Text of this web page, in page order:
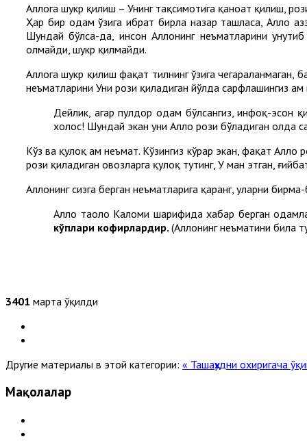
Аллоҳга шукр қилиш – Унинг тақсимотига қаноат қилиш,
Ҳар бир одам ўзига ибрат бирла назар ташласа, Аллоҳ
Шундай бўлса-да, инсон Аллоҳнинг неъматларини
олмайди, шукр қилмайди.
Аллоҳга шукр қилиш фақат тилнинг ўзига чегараланмаган,
неъматларини Уни рози қиладиган йўлда сарфлашингиз
Дейлик, агар пулдор одам бўлсангиз, инфоқ-эҳсон
холос! Шундай экан уни Аллоҳ рози бўладиган ҳолда
Кўз ва қулоқ ҳам неъмат. Кўзингиз кўрар экан, фақат
рози қиладиган овозларга қулоқ тутинг, У ман этган,
Аллоҳнинг сизга берган неъматларига қаранг, уларни
Аллоҳ таоло Каломи шарифида хабар берган
кўплари кофирлардир. (Аллоҳнинг неъматини била
3401 марта ўқилди
Другие материалы в этой категории: « Ташаҳҳудни охиригача
Мақолалар